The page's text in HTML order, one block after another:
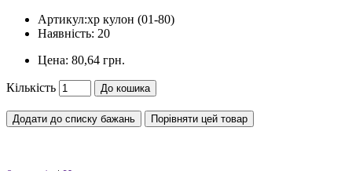
Артикул:xp кулон (01-80)
Наявність: 20
Цена: 80,64 грн.
Кількість До кошика
Додати до списку бажань Порівняти цей товар